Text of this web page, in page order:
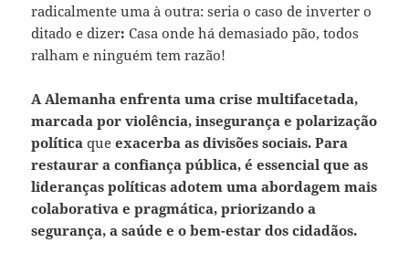
radicalmente uma à outra: seria o caso de inverter o
ditado e dizer:Casa onde há demasiado pão, todos
ralham e ninguém tem razão!
A Alemanha enfrenta uma crise multifacetada,
marcada por violência, insegurança e polarização
política queexacerba as divisões sociais. Para
restaurar a confiança pública, é essencial que as
lideranças políticas adotem uma abordagem mais
colaborativa e pragmática, priorizando a
segurança, a saúde e o bem-estar dos cidadãos.